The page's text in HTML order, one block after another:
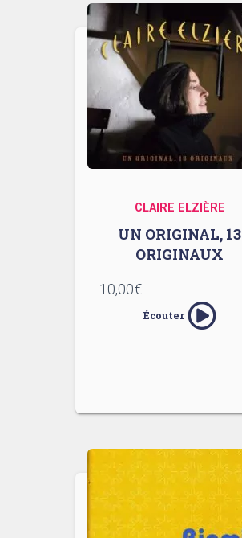
CLAIRE ELZIÈRE
UN ORIGINAL, 13
ORIGINAUX
10,00€
Écouter